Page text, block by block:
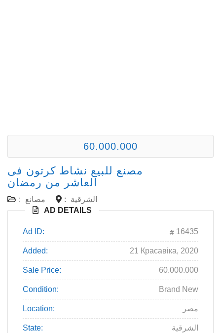
60.000.000
مصنع للبيع نشاط كرتون فى
العاشر من رمضان
: مصانع :
الشرقية
AD DETAILS
Ad ID: 16435
Added: 21 Красавіка, 2020
Sale Price: 60.000.000
Condition: Brand New
Location: مصر
State: الشرقية